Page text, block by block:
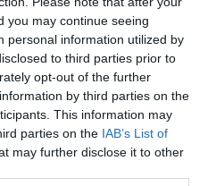
you may continue seeing
personal information utilized by
to third parties prior to
opt-out of the further
by third parties on the
This information may
parties on the IAB’s List of
may further disclose it to other